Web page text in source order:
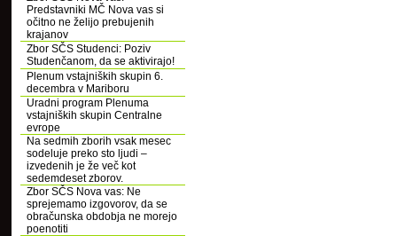
Predstavniki MČ Nova vas si
očitno ne želijo prebujenih
krajanov
Zbor SČS Studenci: Poziv
Studenčanom, da se aktivirajo!
Plenum vstajniških skupin 6.
decembra v Mariboru
Uradni program Plenuma
vstajniških skupin Centralne
evrope
Na sedmih zborih vsak mesec
sodeluje preko sto ljudi –
izvedenih je že več kot
sedemdeset zborov.
Zbor SČS Nova vas: Ne
sprejemamo izgovorov, da se
obračunska obdobja ne morejo
poenotiti